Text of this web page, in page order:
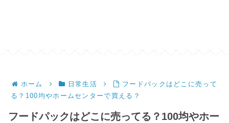
ホーム 日常生活
フードパックはどこに売って
る？100均やホームセンターで買える？
フードパックはどこに売ってる？100均やホー